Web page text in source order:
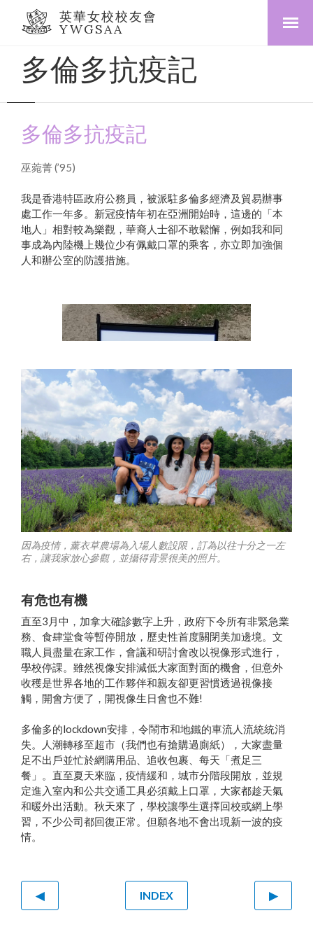
英華女校校友會
YWGSAA
多倫多抗疫記
多倫多抗疫記
巫菀菁 (’95)
我是香港特區政府公務員，被派駐多倫多經濟及貿易辦事
處工作一年多。新冠疫情年初在亞洲開始時，這邊的「本
地人」相對較為樂觀，華裔人士卻不敢鬆懈，例如我和同
事成為內陸機上幾位少有佩戴口罩的乘客，亦立即加強個
人和辦公室的防護措施。
多倫多的社交距離標誌，提醒大家保持三隻
加拿大雁(兩米)距離。
因為疫情，薰衣草農場為入場人數設限，訂為以往十分之一左
右，讓我家放心參觀，並攝得背景很美的照片。
有危也有機
直至3月中，加拿大確診數字上升，政府下令所有非緊急業
務、食肆堂食等暫停開放，歷史性首度關閉美加邊境。文
職人員盡量在家工作，會議和研討會改以視像形式進行，
學校停課。雖然視像安排減低大家面對面的機會，但意外
收穫是世界各地的工作夥伴和親友卻更習慣透過視像接
觸，開會方便了，開視像生日會也不難!
多倫多的lockdown安排，令鬧市和地鐵的車流人流統統消
失。人潮轉移至超市（我們也有搶購過廁紙），大家盡量
足不出戶並忙於網購用品、追收包裹、每天「煮足三
餐」。直至夏天來臨，疫情緩和，城市分階段開放，並規
定進入室內和公共交通工具必須戴上口罩，大家都趁天氣
和暖外出活動。秋天來了，學校讓學生選擇回校或網上學
習，不少公司都回復正常。但願各地不會出現新一波的疫
情。
◀ INDEX ▶